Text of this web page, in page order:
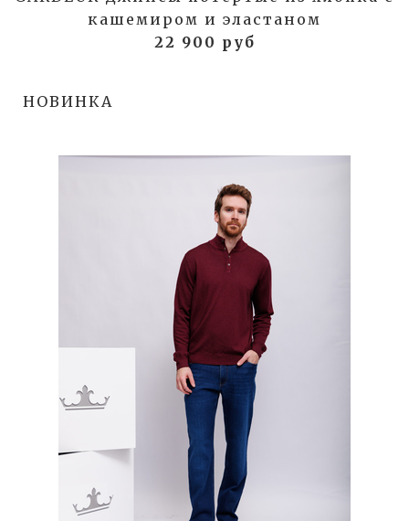
кашемиром и эластаном
22 900 руб
НОВИНКА